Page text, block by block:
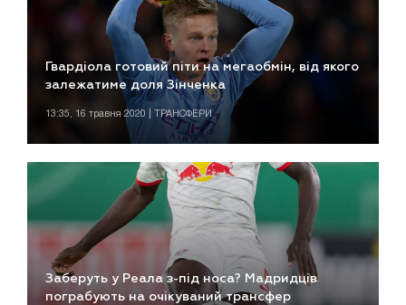
Гвардіола готовий піти на мегаобмін, від якого
залежатиме доля Зінченка
13:35, 16 травня 2020 | ТРАНСФЕРИ
Заберуть у Реала з-під носа? Мадридців
пограбують на очікуваний трансфер